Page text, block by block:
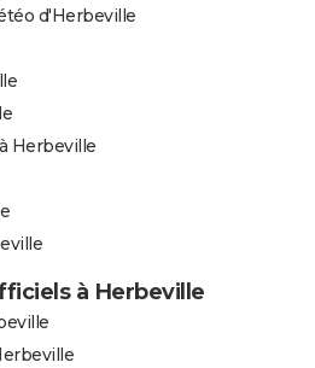
d'Herbeville
Herbeville
à Herbeville